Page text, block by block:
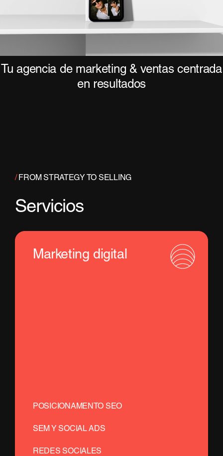
Tu agencia de marketing & ventas centrada
en resultados
/FROM STRATEGY TO SELLING
Servicios
Marketing digital
POSICIONAMENTO SEO
SEM Y SOCIAL ADS
REDES SOCIALES